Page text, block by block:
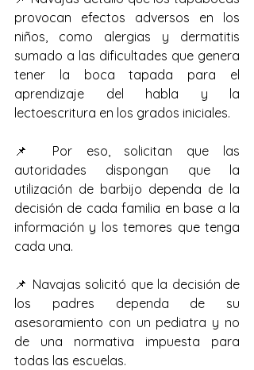
provocan efectos adversos en los
niños, como alergias y dermatitis
sumado a las dificultades que genera
tener la boca tapada para el
aprendizaje del habla y la
lectoescritura en los grados iniciales.
📌 Por eso, solicitan que las
autoridades dispongan que la
utilización de barbijo dependa de la
decisión de cada familia en base a la
información y los temores que tenga
cada una.
📌 Navajas solicitó que la decisión de
los padres dependa de su
asesoramiento con un pediatra y no
de una normativa impuesta para
todas las escuelas.